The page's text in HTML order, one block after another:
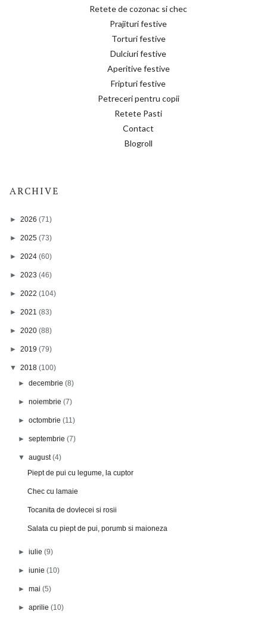
Retete de cozonac si chec
Prajituri festive
Torturi festive
Dulciuri festive
Aperitive festive
Fripturi festive
Petreceri pentru copii
Retete Pasti
Contact
Blogroll
ARCHIVE
► 2026 (71)
► 2025 (73)
► 2024 (60)
► 2023 (46)
► 2022 (104)
► 2021 (83)
► 2020 (88)
► 2019 (79)
▼ 2018 (100)
►decembrie(8)
►noiembrie(7)
►octombrie(11)
►septembrie(7)
▼august(4)
Piept de pui cu legume, la cuptor
Chec cu lamaie
Tocanita de dovlecei si rosii
Salata cu piept de pui, porumb si maioneza
►iulie(9)
►iunie(10)
►mai(5)
►aprilie(10)